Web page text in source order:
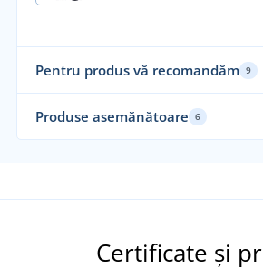
Pentru produs vă recomandăm 9
Produse asemănătoare 6
Certificate și